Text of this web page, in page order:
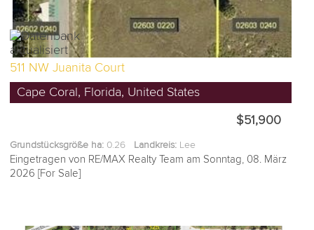
511 NW Juanita Court
Cape Coral, Florida, United States
$51,900
Grundstücksgröße ha: 0.26 Landkreis: Lee
Eingetragen von RE/MAX Realty Team am Sonntag, 08. März
2026 [For Sale]